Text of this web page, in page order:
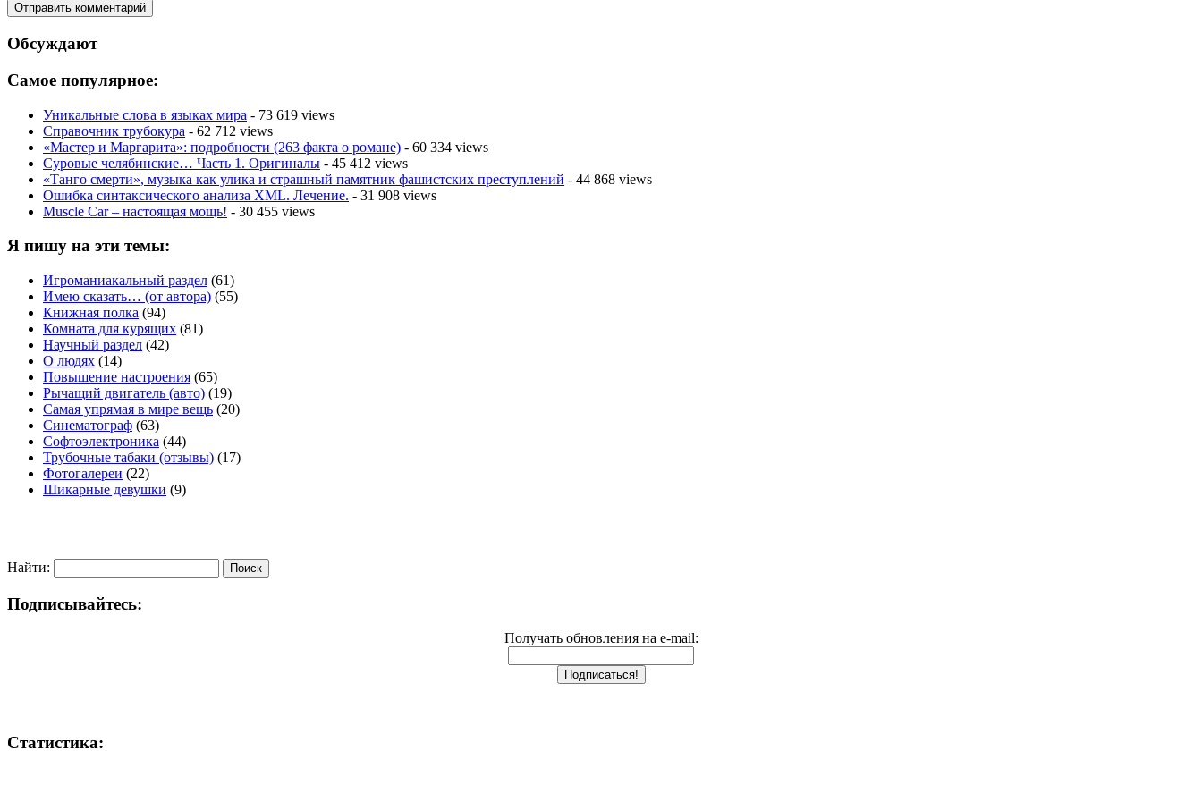
Обсуждают
Самое популярное:
Уникальные слова в языках мира - 73 619 views
Справочник трубокура - 62 712 views
«Мастер и Маргарита»: подробности (263 факта о романе) - 60 334 views
Суровые челябинские… Часть 1. Оригиналы - 45 412 views
«Танго смерти», музыка как улика и страшный памятник фашистских преступлений - 44 868 views
Ошибка синтаксического анализа XML. Лечение. - 31 908 views
Muscle Car – настоящая мощь! - 30 455 views
Я пишу на эти темы:
Игроманиакальный раздел (61)
Имею сказать… (от автора) (55)
Книжная полка (94)
Комната для курящих (81)
Научный раздел (42)
О людях (14)
Повышение настроения (65)
Рычащий двигатель (авто) (19)
Самая упрямая в мире вещь (20)
Синематограф (63)
Софтоэлектроника (44)
Трубочные табаки (отзывы) (17)
Фотогалереи (22)
Шикарные девушки (9)
Найти:
Подписывайтесь:
Получать обновления на e-mail:
Статистика: